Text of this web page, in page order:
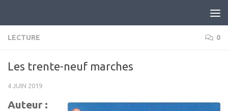
LECTURE 0
Les trente-neuf marches
4 JUIN 2019
Auteur :